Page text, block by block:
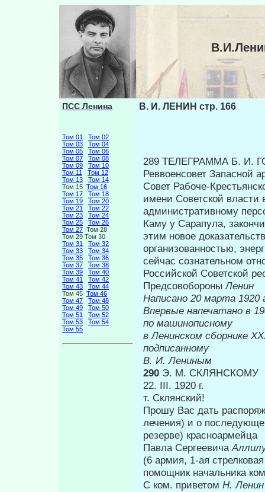
ПСС Ленина
Том 01
Том 02
Том 03
Том 04
Том 05
Том 06
Том 07
Том 08
Том 09
Том 10
Том 11
Том 12
Том 13
Том 14
Том 15 Том 16
Том 17
Том 18
Том 19
Том 20
Том 21
Том 22
Том 23
Том 24
Том 25
Том 26
Том 27 Том 28
Том 29 Том 30
Том 31
Том 32
Том 33
Том 34
Том 35
Том 36
Том 37
Том 38
Том 39
Том 40
Том 41
Том 42
Том 43
Том 44
Том 45 Том 46
Том 47
Том 48
Том 49
Том 50
Том 51
Том 52
Том 53
Том 54
Том 55
В. И. ЛЕНИН стр. 166
289 ТЕЛЕГРАММА Б. И.
Реввоенсовет Запасной
Совет Рабоче-
имени Советской
административному
Каму у Сарапула,
этим новое
организованностью,
сейчас сознательном
Российской Советской
ПредсовобороныЛенин
Написано 20 марта 1920
Впервые
по машинописному
в Ленинском сборнике
подписанному
В. И. Лениным
290 Э. М. СКЛЯНСКОМУ
22. III. 1920 г.
т. Склянский!
Прошу Вас дать
лечения) и о
резерве) красноармейца
Павла Сергеевича
(6 армия, 1-ая
помощник на­чальника
С ком. приветом Н. Ленин